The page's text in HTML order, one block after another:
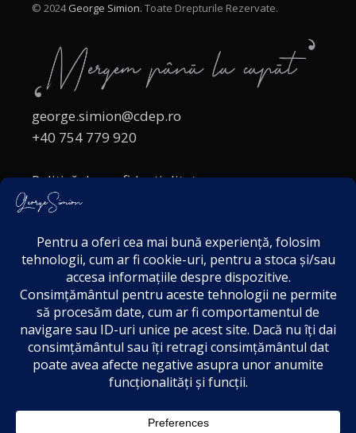
© 2024George Simion. Toate Drepturile Rezervate.
george.simion@cdep.ro
+40 754 779 920
Politică de confidențialitate
Politica cookies
Acordul de markting
Disclaimer